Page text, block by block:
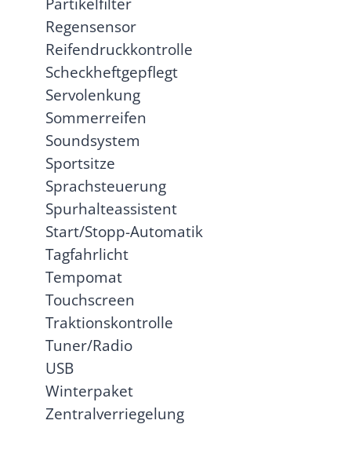
Regensensor
Reifendruckkontrolle
Scheckheftgepflegt
Servolenkung
Sommerreifen
Soundsystem
Sportsitze
Sprachsteuerung
Spurhalteassistent
Start/Stopp-Automatik
Tagfahrlicht
Tempomat
Touchscreen
Traktionskontrolle
Tuner/Radio
USB
Winterpaket
Zentralverriegelung